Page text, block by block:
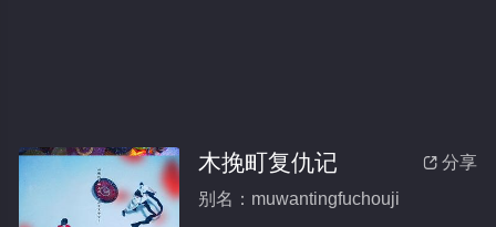
 分享
木挽町复仇记
别名：muwantingfuchouji